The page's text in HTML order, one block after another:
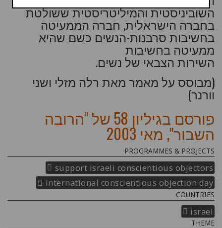
השוביניסטית והמיליטריסטית ששולטת
בחברה הישראלית, חברה הממעיטה
בחשיבות סרבנות-הנשים כשם שהיא
ממעיטה בחשיבות
השירות הצבאי של נשים.
(מבוסס על מאמר מאת רלה מזלי ושני
וורנר)
פורסם בגיליון 58 של "הרובה
השבור", מאי 2003
PROGRAMMES & PROJECTS
support israeli conscientious objectors
international conscientious objection day
COUNTRIES
israel
THEME